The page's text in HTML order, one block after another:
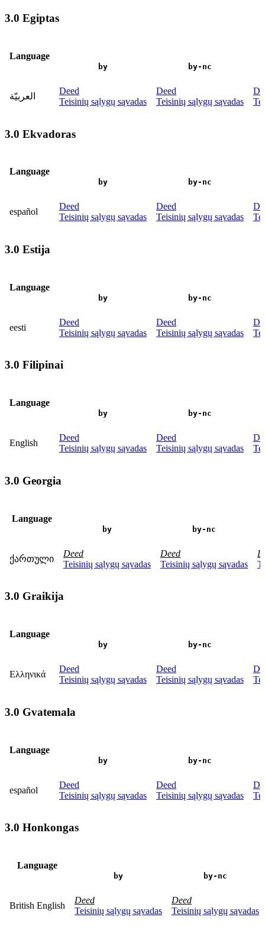
3.0 Egiptas
Language
by by-nc
العربيّة
Deed
Teisinių sąlygų sąvadas
Deed
Teisinių sąlygų sąvadas
3.0 Ekvadoras
Language
by by-nc
español
Deed
Teisinių sąlygų sąvadas
Deed
Teisinių sąlygų sąvadas
3.0 Estija
Language
by by-nc
eesti
Deed
Teisinių sąlygų sąvadas
Deed
Teisinių sąlygų sąvadas
3.0 Filipinai
Language
by by-nc
English
Deed
Teisinių sąlygų sąvadas
Deed
Teisinių sąlygų sąvadas
3.0 Georgia
Language
by by-nc
ქართული
Deed
Teisinių sąlygų sąvadas
Deed
Teisinių sąlygų sąvadas
3.0 Graikija
Language
by by-nc
Ελληνικά
Deed
Teisinių sąlygų sąvadas
Deed
Teisinių sąlygų sąvadas
3.0 Gvatemala
Language
by by-nc
español
Deed
Teisinių sąlygų sąvadas
Deed
Teisinių sąlygų sąvadas
3.0 Honkongas
Language
by by-nc
British English
Deed
Teisinių sąlygų sąvadas
Deed
Teisinių sąlygų sąvadas